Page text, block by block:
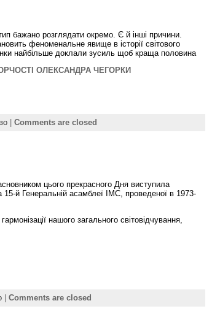
бажано розглядати окремо. Є й інші причини.
феноменальне явище в історії світового
найбільше доклали зусиль щоб краща половина
ОЛЕКСАНДРА ЧЕГОРКИ
Comments are closed
цього прекрасного Дня виступила
й Генеральній асамблеї IMC, проведеної в 1973-
нашого загального світовідчування,
Comments are closed